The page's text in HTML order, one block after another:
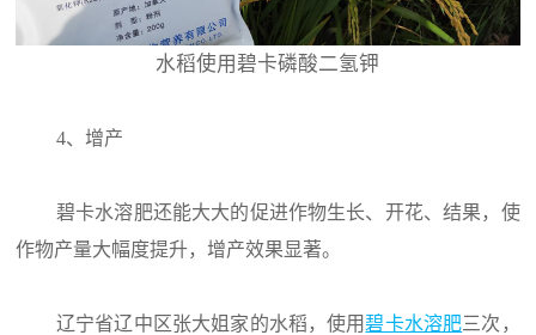
水稻使用碧卡磷酸二氢钾
4、增产
碧卡水溶肥还能大大的促进作物生长、开花、结果，使
作物产量大幅度提升，增产效果显著。
辽宁省辽中区张大姐家的水稻，使用碧卡水溶肥三次，